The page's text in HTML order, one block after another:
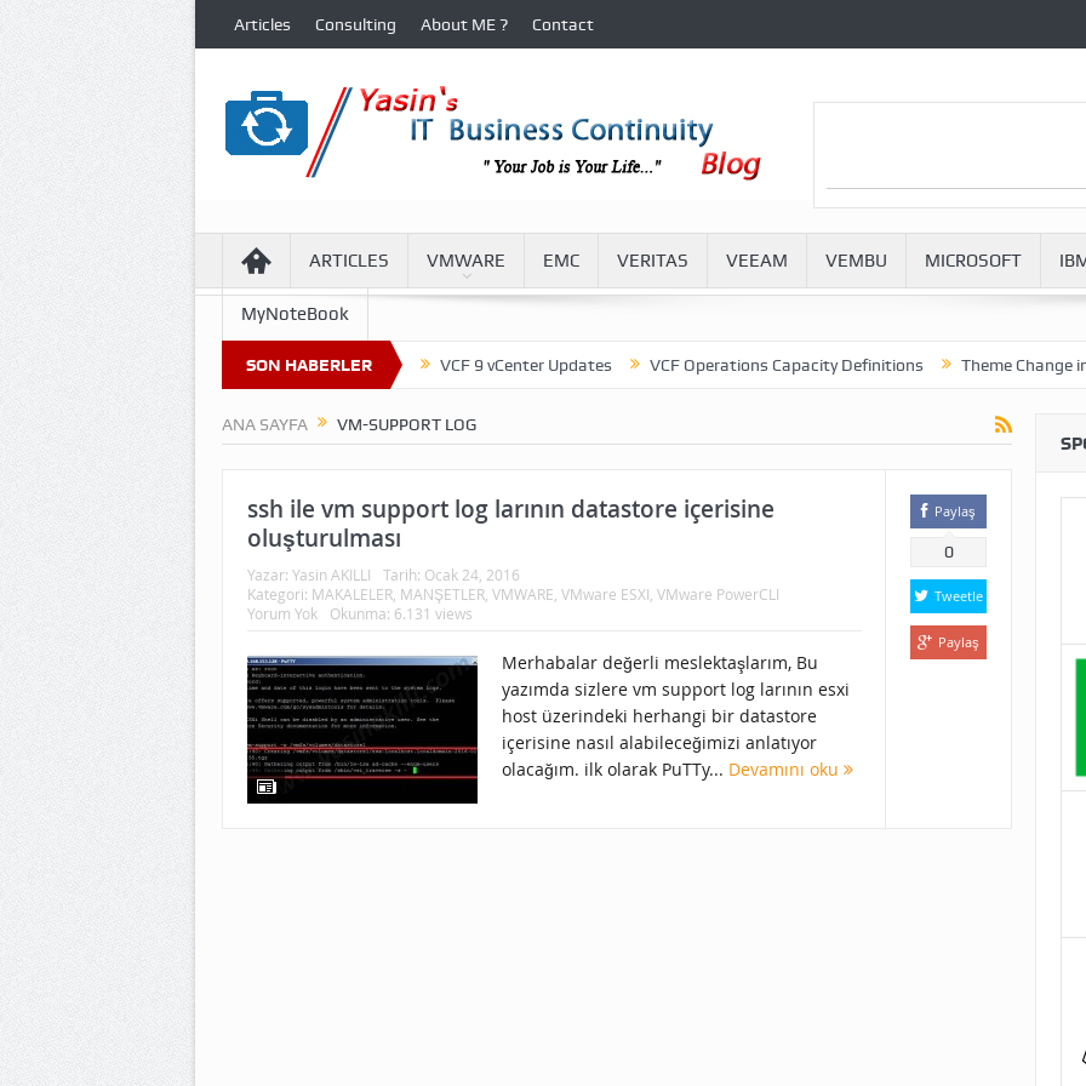
Articles Consulting About ME ? Contact
ARTICLES VMWARE EMC VERITAS VEEAM VEMBU MICROSOFT
MyNoteBook
SON HABERLER
of Virtual Machine Files in VCF 9 Environment VCF 9 vCenter Updates VCF Operations Capacity Definitions Theme Change in
ANA SAYFA VM-SUPPORT LOG
ssh ile vm support log larının datastore içerisine
oluşturulması
Yazar: Yasin AKILLI Tarih: Ocak 24, 2016
Kategori: MAKALELER MANŞETLER VMWARE VMware ESXI VMware PowerCLI
Yorum Yok
Okunma: 6.131 views
Merhabalar değerli meslektaşlarım, Bu
yazımda sizlere vm support log larının esxi
host üzerindeki herhangi bir datastore
içerisine nasıl alabileceğimizi anlatıyor
olacağım. ilk olarak PuTTy... Devamını oku
Paylaş
0
Tweetle
Paylaş